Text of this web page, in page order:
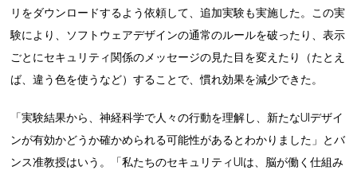
リをダウンロードするよう依頼して、追加実験も実施した。この実
験により、ソフトウェアデザインの通常のルールを破ったり、表示
ごとにセキュリティ関係のメッセージの見た目を変えたり（たとえ
ば、違う色を使うなど）することで、慣れ効果を減少できた。
「実験結果から、神経科学で人々の行動を理解し、新たなUIデザイ
ンが有効かどうか確かめられる可能性があるとわかりました」とバ
ンス准教授はいう。「私たちのセキュリティUIは、脳が働く仕組み